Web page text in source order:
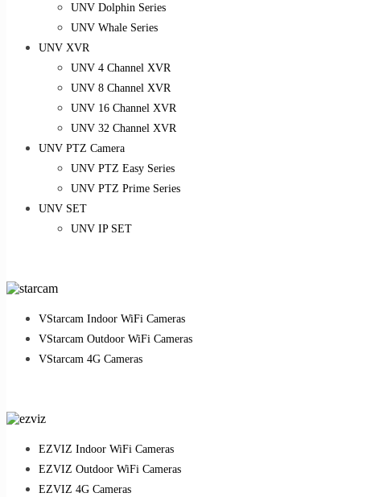
UNV Dolphin Series
UNV Whale Series
UNV XVR
UNV 4 Channel XVR
UNV 8 Channel XVR
UNV 16 Channel XVR
UNV 32 Channel XVR
UNV PTZ Camera
UNV PTZ Easy Series
UNV PTZ Prime Series
UNV SET
UNV IP SET
VStarcam Indoor WiFi Cameras
VStarcam Outdoor WiFi Cameras
VStarcam 4G Cameras
EZVIZ Indoor WiFi Cameras
EZVIZ Outdoor WiFi Cameras
EZVIZ 4G Cameras